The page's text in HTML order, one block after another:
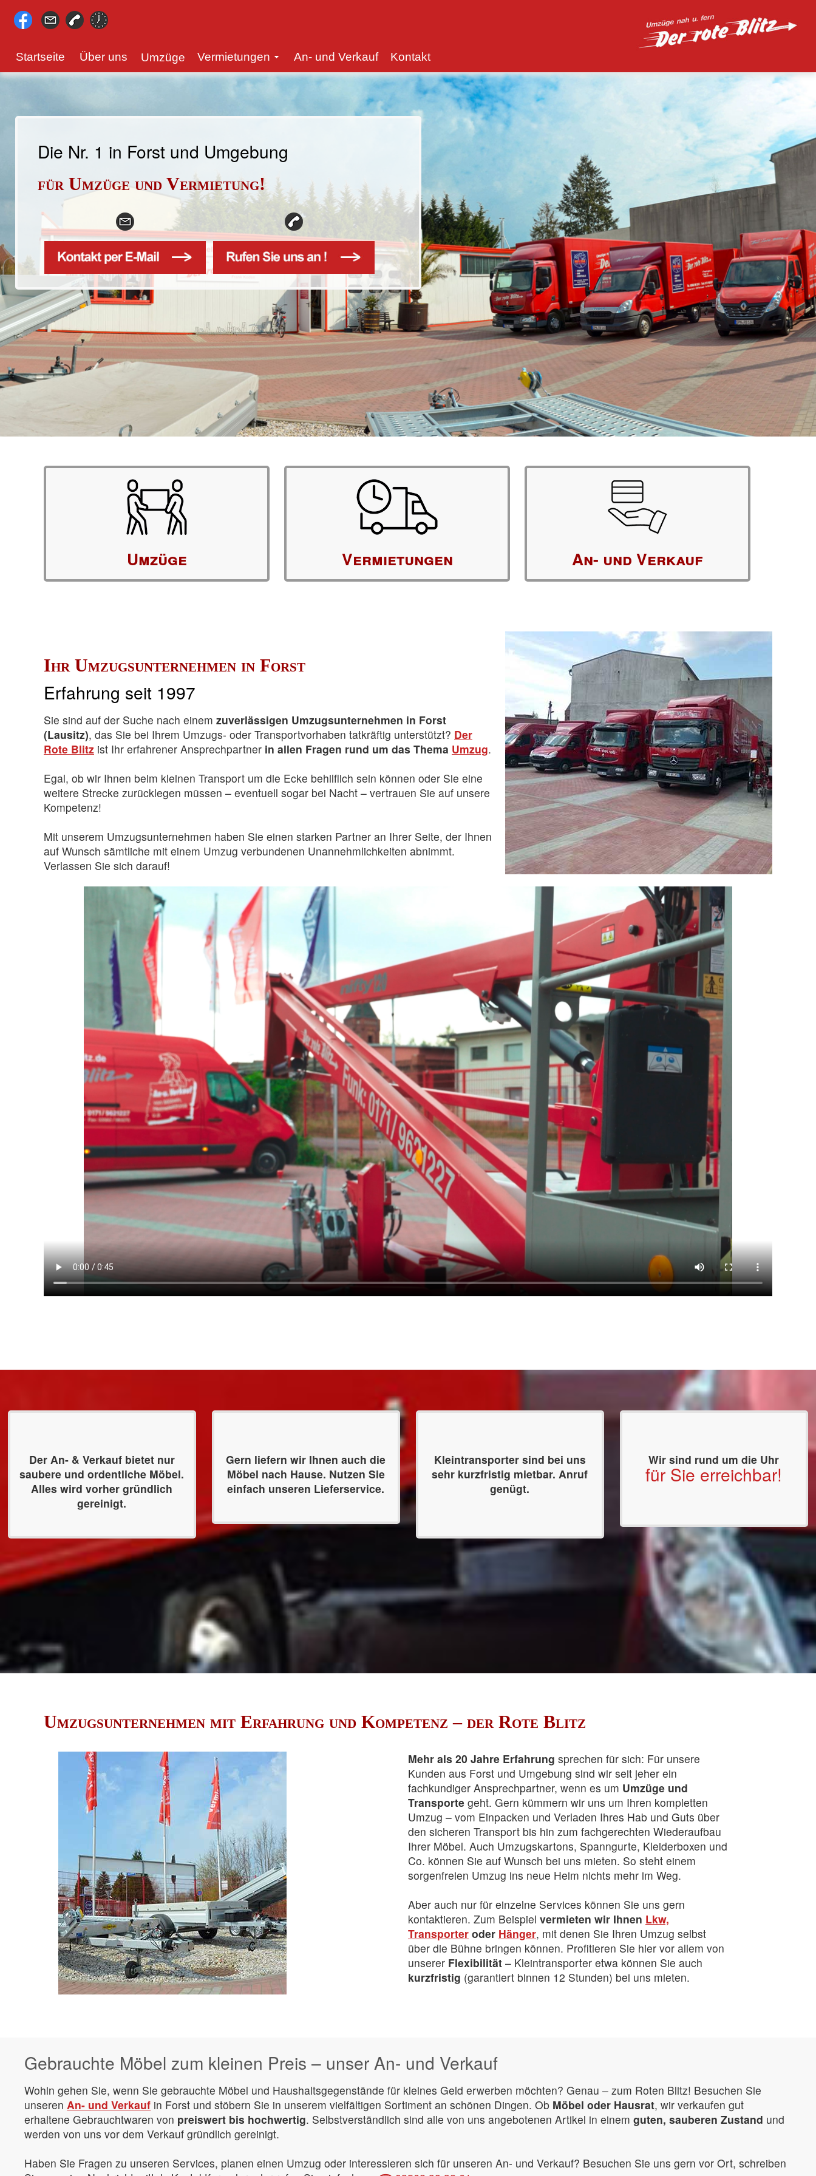
Startseite Über uns Umzüge Vermietungen An- und Verkauf Kontakt
Die Nr. 1 in Forst und Umgebung
für Umzüge und Vermietung!
Umzüge Vermietungen An- und Verkauf
Ihr Umzugsunternehmen in Forst
Erfahrung seit 1997
Sie sind auf der Suche nach einem zuverlässigen Umzugsunternehmen in Forst
(Lausitz), das Sie bei Ihrem Umzugs- oder Transportvorhaben tatkräftig unterstützt? Der
Rote Blitz ist Ihr erfahrener Ansprechpartner in allen Fragen rund um das Thema Umzug.
Egal, ob wir Ihnen beim kleinen Transport um die Ecke behilflich sein können oder Sie eine
weitere Strecke zurücklegen müssen – eventuell sogar bei Nacht – vertrauen Sie auf unsere
Kompetenz!
Mit unserem Umzugsunternehmen haben Sie einen starken Partner an Ihrer Seite, der Ihnen
auf Wunsch sämtliche mit einem Umzug verbundenen Unannehmlichkeiten abnimmt.
Verlassen Sie sich darauf!
Der An- & Verkauf bietet nur
saubere und ordentliche Möbel.
Alles wird vorher gründlich
gereinigt.
Gern liefern wir Ihnen auch die
Möbel nach Hause. Nutzen Sie
einfach unseren Lieferservice.
Kleintransporter sind bei uns
sehr kurzfristig mietbar. Anruf
genügt.
Wir sind rund um die Uhr
für Sie erreichbar!
Umzugsunternehmen mit Erfahrung und Kompetenz – der Rote Blitz
Mehr als 20 Jahre Erfahrung sprechen für sich: Für unsere
Kunden aus Forst und Umgebung sind wir seit jeher ein
fachkundiger Ansprechpartner, wenn es um Umzüge und
Transporte geht. Gern kümmern wir uns um Ihren kompletten
Umzug – vom Einpacken und Verladen Ihres Hab und Guts über
den sicheren Transport bis hin zum fachgerechten Wiederaufbau
Ihrer Möbel. Auch Umzugskartons, Spanngurte, Kleiderboxen und
Co. können Sie auf Wunsch bei uns mieten. So steht einem
sorgenfreien Umzug ins neue Heim nichts mehr im Weg.
Aber auch nur für einzelne Services können Sie uns gern
kontaktieren. Zum Beispiel vermieten wir Ihnen Lkw,
Transporter oder Hänger, mit denen Sie Ihren Umzug selbst
über die Bühne bringen können. Profitieren Sie hier vor allem von
unserer Flexibilität – Kleintransporter etwa können Sie auch
kurzfristig (garantiert binnen 12 Stunden) bei uns mieten.
Gebrauchte Möbel zum kleinen Preis – unser An- und Verkauf
Wohin gehen Sie, wenn Sie gebrauchte Möbel und Haushaltsgegenstände für kleines Geld erwerben möchten? Genau – zum Roten Blitz! Besuchen Sie
unserenAn- und Verkauf in Forst und stöbern Sie in unserem vielfältigen Sortiment an schönen Dingen. Ob Möbel oder Hausrat, wir verkaufen gut
erhaltene Gebrauchtwaren von preiswert bis hochwertig. Selbstverständlich sind alle von uns angebotenen Artikel in einemguten, sauberen Zustand und
werden von uns vor dem Verkauf gründlich gereinigt.
Haben Sie Fragen zu unseren Services, planen einen Umzug oder interessieren sich für unseren An- und Verkauf? Besuchen Sie uns gern vor Ort, schreiben